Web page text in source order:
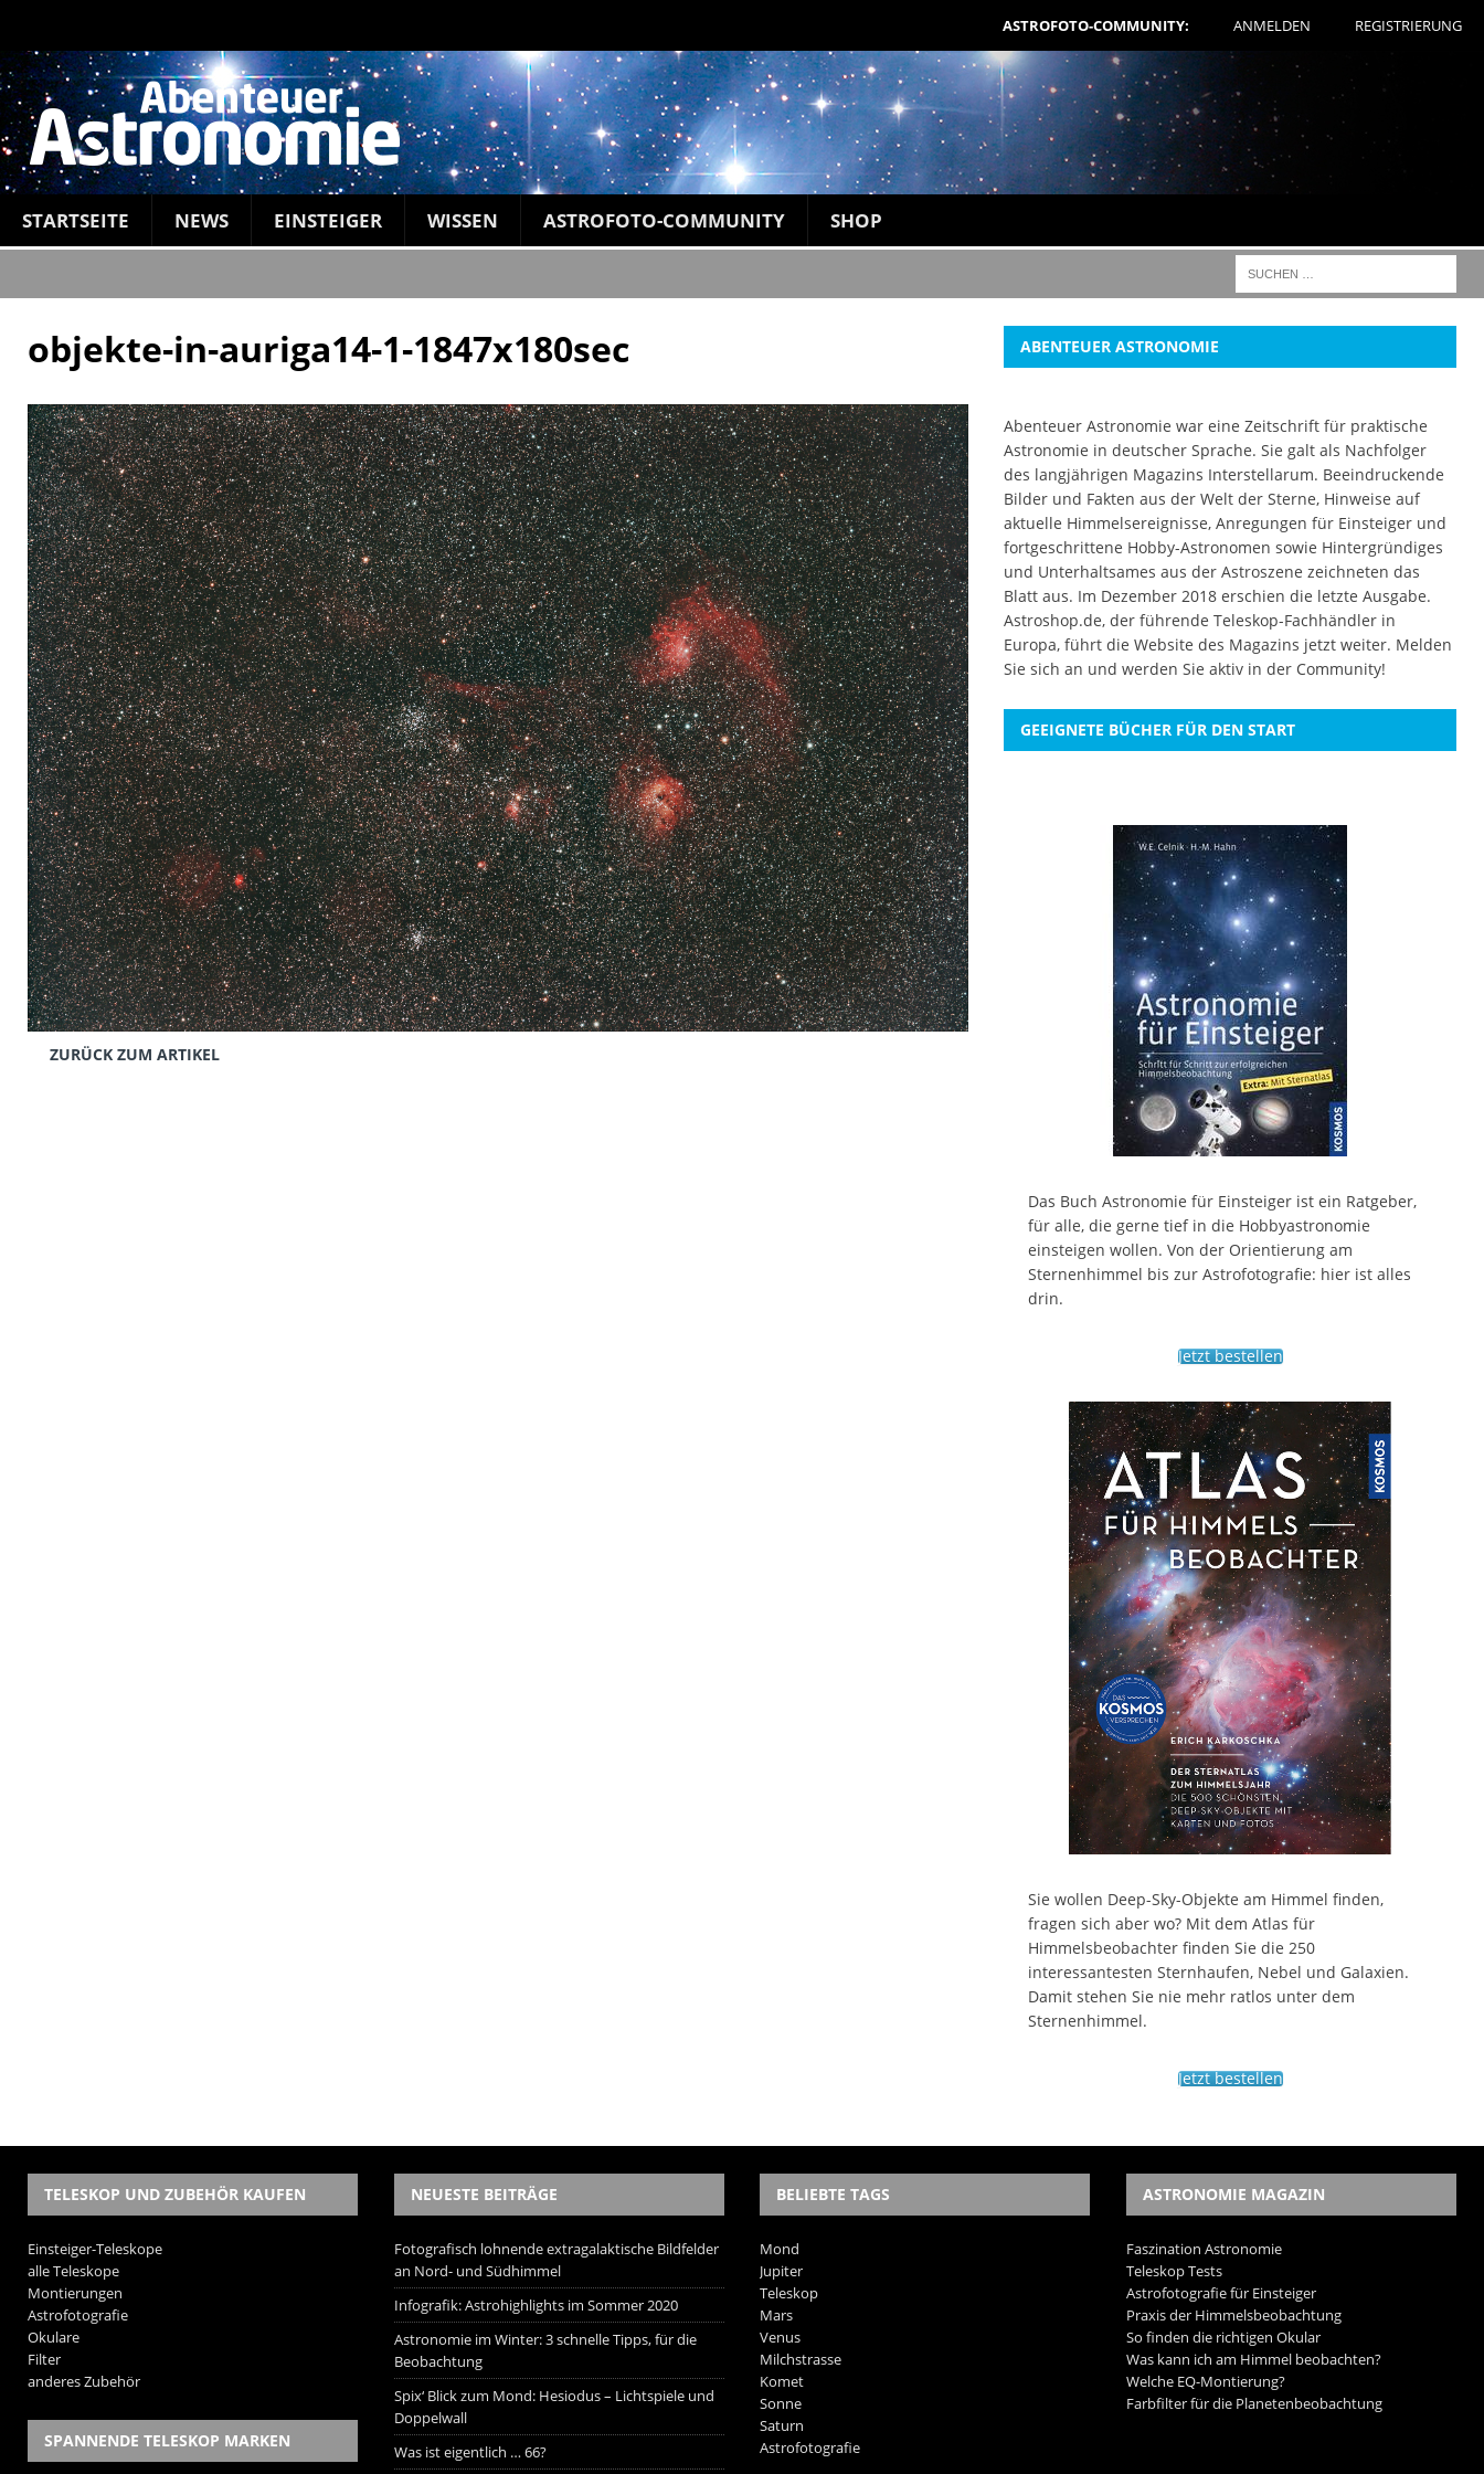
ASTROFOTO-COMMUNITY: ANMELDEN REGISTRIERUNG
STARTSEITE NEWS EINSTEIGER WISSEN ASTROFOTO-COMMUNITY SHOP
objekte-in-auriga14-1-1847x180sec
ZURÜCK ZUM ARTIKEL
ABENTEUER ASTRONOMIE
Abenteuer Astronomie war eine Zeitschrift für praktische
Astronomie in deutscher Sprache. Sie galt als Nachfolger
des langjährigen Magazins Interstellarum. Beeindruckende
Bilder und Fakten aus der Welt der Sterne, Hinweise auf
aktuelle Himmelsereignisse, Anregungen für Einsteiger und
fortgeschrittene Hobby-Astronomen sowie Hintergründiges
und Unterhaltsames aus der Astroszene zeichneten das
Blatt aus. Im Dezember 2018 erschien die letzte Ausgabe.
Astroshop.de, der führende Teleskop-Fachhändler in
Europa, führt die Website des Magazins jetzt weiter. Melden
Sie sich an und werden Sie aktiv in der Community!
GEEIGNETE BÜCHER FÜR DEN START
Das Buch Astronomie für Einsteiger ist ein Ratgeber,
für alle, die gerne tief in die Hobbyastronomie
einsteigen wollen. Von der Orientierung am
Sternenhimmel bis zur Astrofotografie: hier ist alles
drin.
Jetzt bestellen
Sie wollen Deep-Sky-Objekte am Himmel finden,
fragen sich aber wo? Mit dem Atlas für
Himmelsbeobachter finden Sie die 250
interessantesten Sternhaufen, Nebel und Galaxien.
Damit stehen Sie nie mehr ratlos unter dem
Sternenhimmel.
Jetzt bestellen
TELESKOP UND ZUBEHÖR KAUFEN
Einsteiger-Teleskope
alle Teleskope
Montierungen
Astrofotografie
Okulare
Filter
anderes Zubehör
SPANNENDE TELESKOP MARKEN
NEUESTE BEITRÄGE
Fotografisch lohnende extragalaktische Bildfelder
an Nord- und Südhimmel
Infografik: Astrohighlights im Sommer 2020
Astronomie im Winter: 3 schnelle Tipps, für die
Beobachtung
Spix‘ Blick zum Mond: Hesiodus – Lichtspiele und
Doppelwall
Was ist eigentlich … 66?
BELIEBTE TAGS
Mond
Jupiter
Teleskop
Mars
Venus
Milchstrasse
Komet
Sonne
Saturn
Astrofotografie
ASTRONOMIE MAGAZIN
Faszination Astronomie
Teleskop Tests
Astrofotografie für Einsteiger
Praxis der Himmelsbeobachtung
So finden die richtigen Okular
Was kann ich am Himmel beobachten?
Welche EQ-Montierung?
Farbfilter für die Planetenbeobachtung